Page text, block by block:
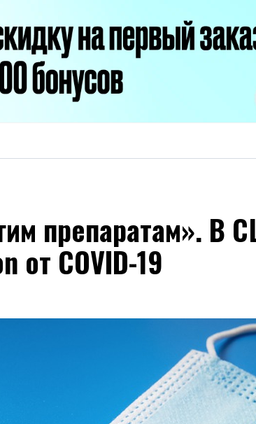
препаратам». В
от COVID-19